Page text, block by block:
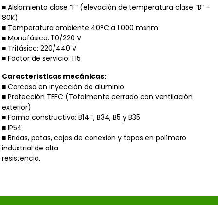
■ Aislamiento clase “F” (elevación de temperatura clase “B” –
80K)
■ Temperatura ambiente 40°C a 1.000 msnm
■ Monofásico: 110/220 V
■ Trifásico: 220/440 V
■ Factor de servicio: 1.15
Características mecánicas:
■ Carcasa en inyección de aluminio
■ Protección TEFC (Totalmente cerrado con ventilación
exterior)
■ Forma constructiva: B14T, B34, B5 y B35
■ IP54
■ Bridas, patas, cajas de conexión y tapas en polímero
industrial de alta
resistencia.